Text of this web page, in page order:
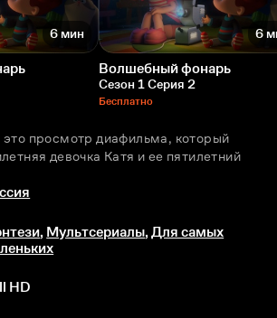
6 мин 6
Волшебный фонарь
Сезон 1 Серия 2
Бесплатно
просмотр диафильма, который
девочка Катя и ее пятилетний
, Мультсериалы,Для самых
HD